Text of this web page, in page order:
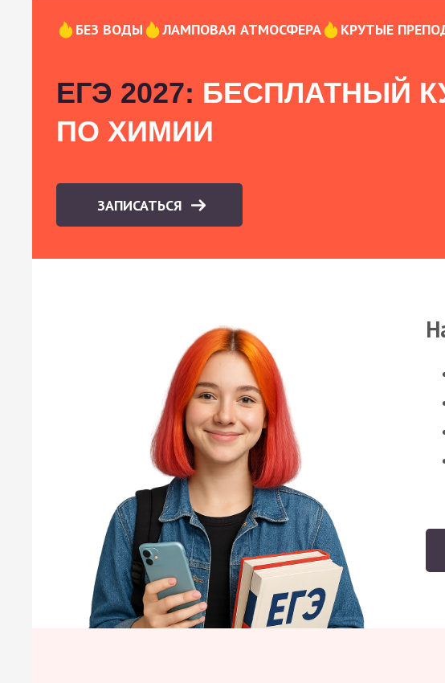
БЕЗ ВОДЫ ЛАМПОВАЯ АТМОСФЕРА КРУТЫЕ
ЕГЭ 2027: БЕСПЛАТНЫЙ
ПО ХИМИИ
ЗАПИСАТЬСЯ